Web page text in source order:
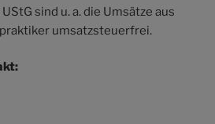
UStG sind u. a. die Umsätze aus
umsatzsteuerfrei.